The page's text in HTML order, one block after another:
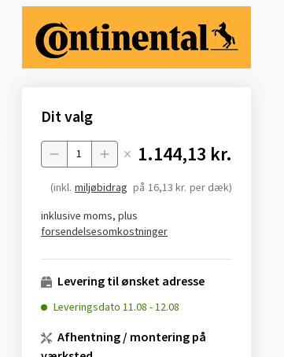
Dit valg
Menge 1.144,13 kr.
(inkl. miljøbidrag på 16,13 kr. per dæk)
inklusive moms, plus
forsendelsesomkostninger
Levering til ønsket adresse
Leveringsdato 11.08 -12.08
Afhentning / montering på